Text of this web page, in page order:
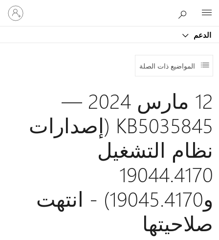
الدعم
تسجيل
الدخول
إلى
المواضيع ذات الصلة
12 مارس 2024 —
KB5035845 (إصدارات
نظام التشغيل
19044.4170
و19045.4170) - انتهت
صلاحيتها